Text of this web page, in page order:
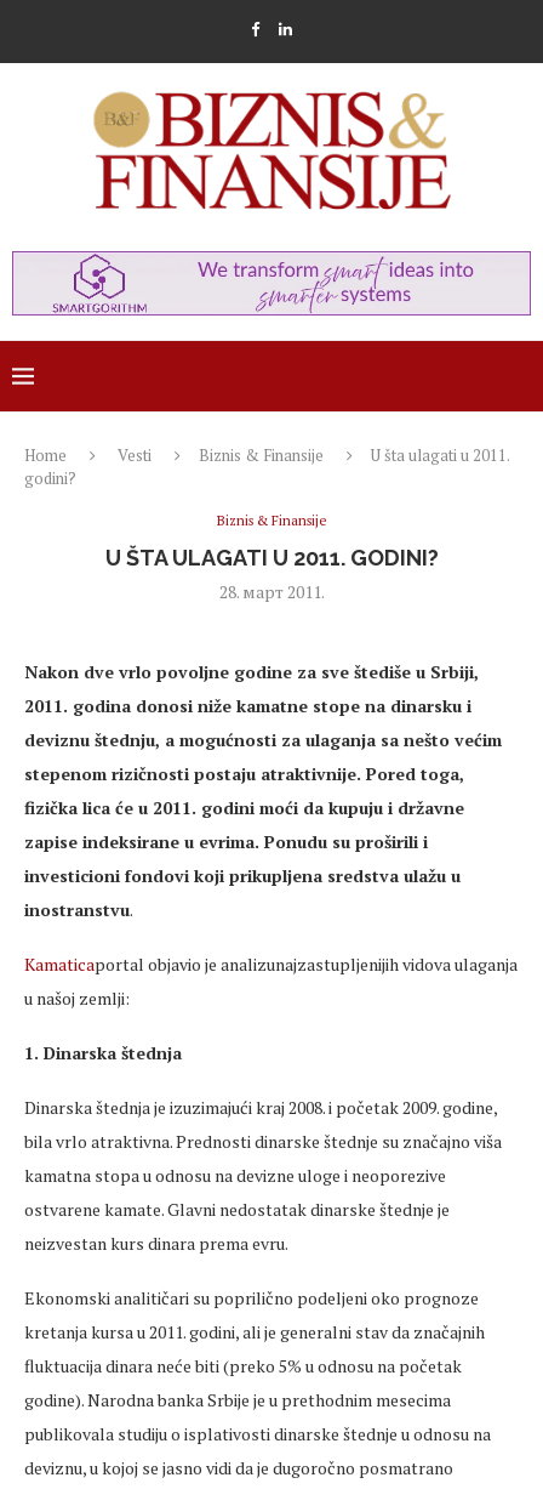
Home Vesti Biznis & Finansije
U šta ulagati u 2011.
godini?
Biznis & Finansije
U ŠTA ULAGATI U 2011. GODINI?
28. март 2011.
Nakon dve vrlo povoljne godine za sve štediše u Srbiji,
2011. godina donosi niže kamatne stope na dinarsku i
deviznu štednju, a mogućnosti za ulaganja sa nešto većim
stepenom rizičnosti postaju atraktivnije. Pored toga,
fizička lica će u 2011. godini moći da kupuju i državne
zapise indeksirane u evrima. Ponudu su proširili i
investicioni fondovi koji prikupljena sredstva ulažu u
inostranstvu.
Kamaticaportal objavio je analizunajzastupljenijih vidova ulaganja
u našoj zemlji:
1. Dinarska štednja
Dinarska štednja je izuzimajući kraj 2008. i početak 2009. godine,
bila vrlo atraktivna. Prednosti dinarske štednje su značajno viša
kamatna stopa u odnosu na devizne uloge i neoporezive
ostvarene kamate. Glavni nedostatak dinarske štednje je
neizvestan kurs dinara prema evru.
Ekonomski analitičari su poprilično podeljeni oko prognoze
kretanja kursa u 2011. godini, ali je generalni stav da značajnih
fluktuacija dinara neće biti (preko 5% u odnosu na početak
godine). Narodna banka Srbije je u prethodnim mesecima
publikovala studiju o isplativosti dinarske štednje u odnosu na
deviznu, u kojoj se jasno vidi da je dugoročno posmatrano